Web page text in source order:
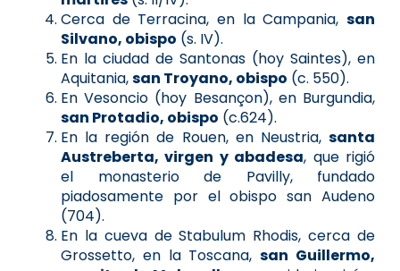
Cerca de Terracina, en la Campania, san
Silvano, obispo (s. IV).
En la ciudad de Santonas (hoy Saintes), en
Aquitania,san Troyano, obispo (c. 550).
En Vesoncio (hoy Besançon), en Burgundia,
san Protadio, obispo (c.624).
En la región de Rouen, en Neustria, santa
Austreberta, virgen y abadesa, que rigió
el monasterio de Pavilly, fundado
piadosamente por el obispo san Audeno
(704).
En la cueva de Stabulum Rhodis, cerca de
Grossetto, en la Toscana,san Guillermo,